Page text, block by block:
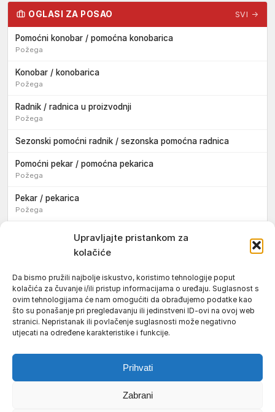
Upravljajte pristankom za
kolačiće
Da bismo pružili najbolje iskustvo, koristimo tehnologije poput
kolačića za čuvanje i/ili pristup informacijama o uređaju. Suglasnost s
ovim tehnologijama će nam omogućiti da obrađujemo podatke kao
što su ponašanje pri pregledavanju ili jedinstveni ID-ovi na ovoj web
stranici. Nepristanak ili povlačenje suglasnosti može negativno
utjecati na određene karakteristike i funkcije.
Prihvati
Zabrani
OGLASI ZA POSAO SVI →
Pomoćni konobar / pomoćna konobarica
Požega
Konobar / konobarica
Požega
Radnik / radnica u proizvodnji
Požega
Sezonski pomoćni radnik / sezonska pomoćna radnica
Pomoćni pekar / pomoćna pekarica
Požega
Pekar / pekarica
Požega
Konobar / konobarica
Tokar / tokarica
Jakšić
Njegovatelj / njegovateljica starijih i nemoćnih osoba
Resnik